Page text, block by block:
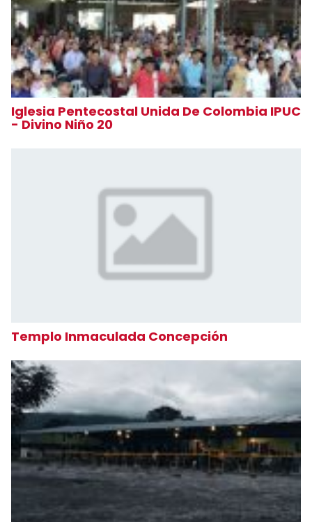
Iglesia Pentecostal Unida De Colombia IPUC
- Divino Niño 20
Templo Inmaculada Concepción